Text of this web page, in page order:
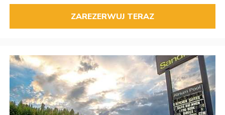
ZAREZERWUJ TERAZ